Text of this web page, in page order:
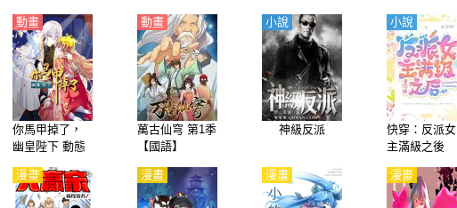
你馬甲掉了，
幽皇陛下 動態
動畫
萬古仙穹 第1季
【國語】
動畫
神級反派
小說
快穿：反派女
主滿級之後
小說
漫畫 漫畫 漫畫 漫畫